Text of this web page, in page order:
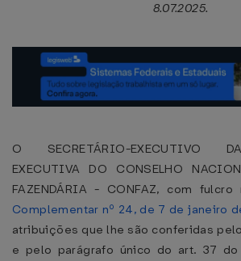
8.07.2025.
O SECRETÁRIO-EXECUTIVO
EXECUTIVA DO CONSELHO
FAZENDÁRIA - CONFAZ, com
Complementar nº 24, de 7 de janeiro
atribuições que lhe são conferidas
e pelo parágrafo único do art. 37 do